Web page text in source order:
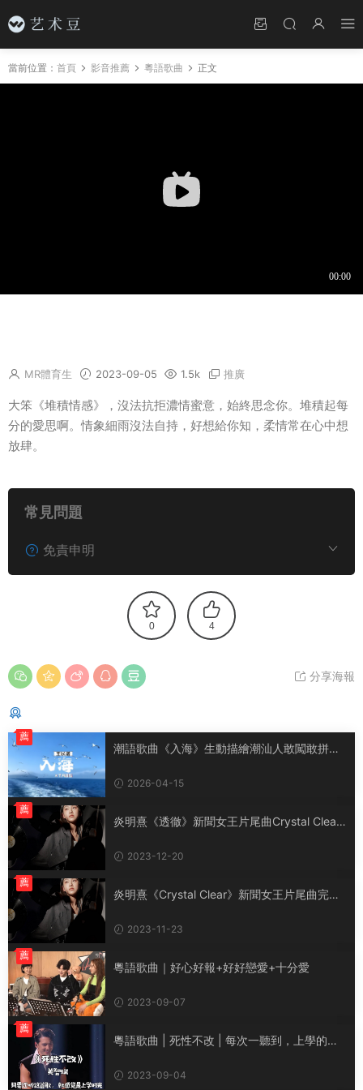
當前位置： 首頁 影音推薦 粵語歌曲 正文
MR體育生 2023-09-05 1.5k 推廣
大笨《堆積情感》，沒法抗拒濃情蜜意，始終思念你。堆積起每
分的愛思啊。情象細雨沒法自持，好想給你知，柔情常在心中想
放肆。
常見問題
免責申明
0 4
分享海報
潮語歌曲《入海》生動描繪潮汕人敢闖敢拼、
2026-04-15
薦
炎明熹《透徹》新聞女王片尾曲Crystal Clear
2023-12-20
薦
炎明熹《Crystal Clear》新聞女王片尾曲完整
2023-11-23
薦
粵語歌曲｜好心好報+好好戀愛+十分愛
2023-09-07
薦
粵語歌曲 | 死性不改 | 每次一聽到，上學的記
2023-09-04
薦